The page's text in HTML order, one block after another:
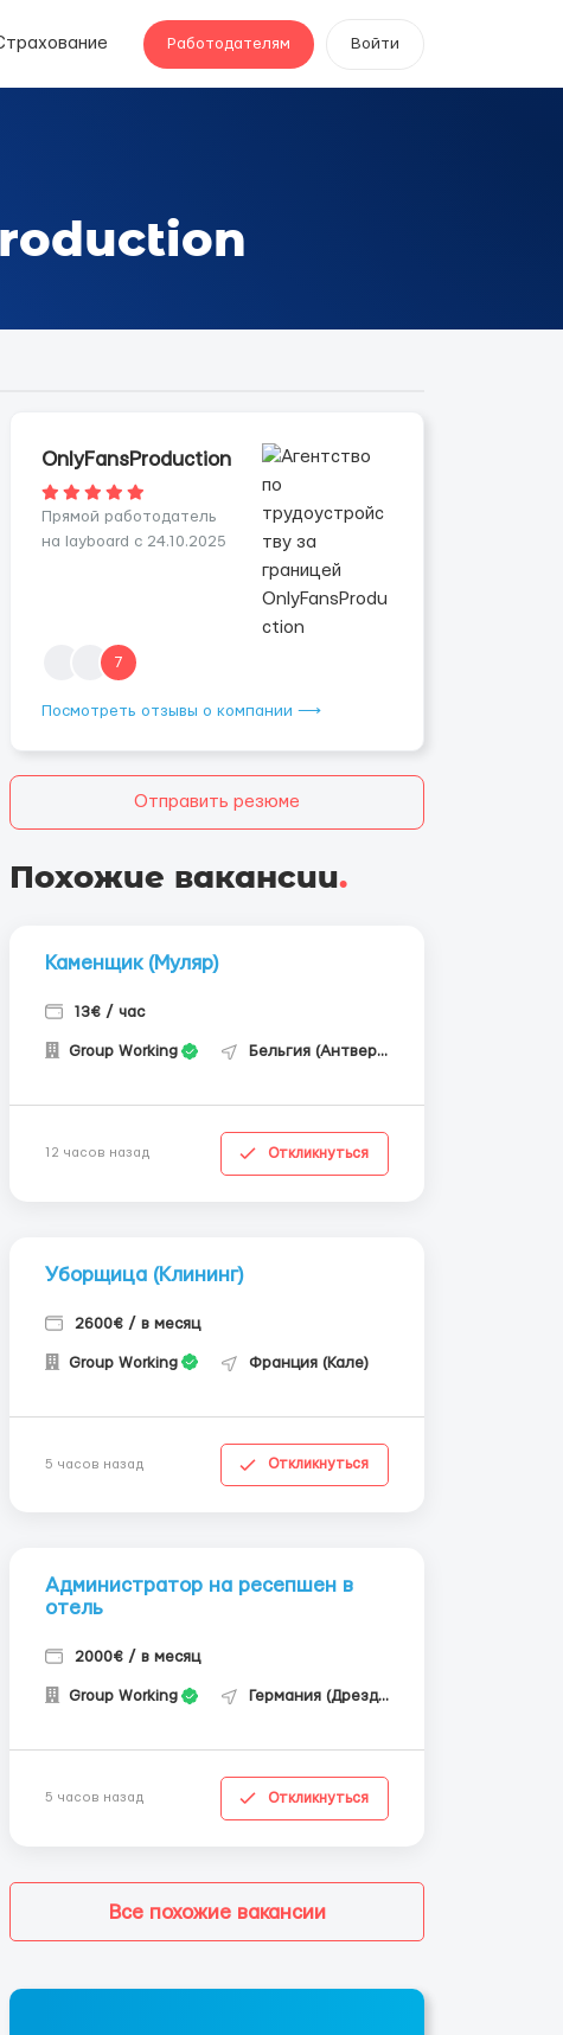
Работодателям Войти
OnlyFansProduction
Прямой работодатель
на layboard с 24.10.2025
7
Посмотреть отзывы о компании ⟶
Отправить резюме
Похожие вакансии.
Каменщик (Муляр)
13€ / час
Group Working Бельгия (Антверпен)
12 часов назад Откликнуться
Уборщица (Клининг)
2600€ / в месяц
Group Working Франция (Кале)
5 часов назад Откликнуться
Администратор на ресепшен в
отель
2000€ / в месяц
Group Working Германия (Дрезден)
5 часов назад Откликнуться
Все похожие вакансии